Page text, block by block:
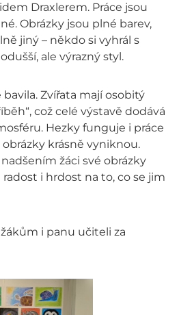
Draxlerem. Práce jsou
Obrázky jsou plné barev,
jiný – někdo si vyhrál s
ale výrazný styl.
Zvířata mají osobitý
což celé výstavě dodává
Hezky funguje i práce
krásně vyniknou.
žáci své obrázky
i hrdost na to, co se jim
i panu učiteli za